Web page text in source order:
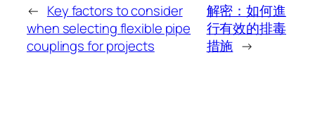
← Key factors to consider
when selecting flexible pipe
couplings for projects
解密：如何進
行有效的排毒
措施 →